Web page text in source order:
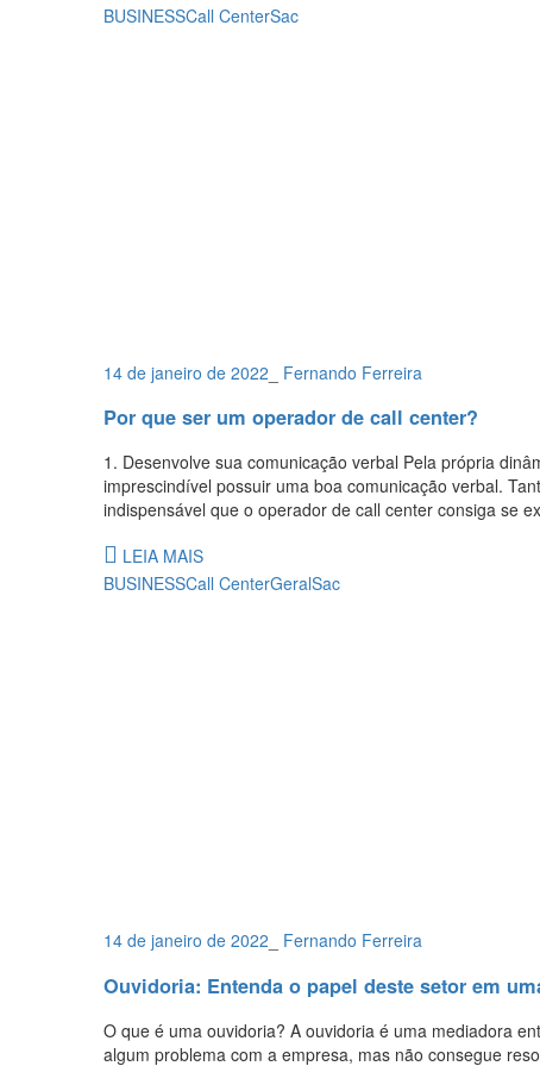
BUSINESSCall CenterSac
14 de janeiro de 2022 Fernando Ferreira
Por que ser um operador de call center?
1. Desenvolve sua comunicação verbal Pela própria
imprescindível possuir uma boa comunicação verbal.
indispensável que o operador de call center consiga se
LEIA MAIS
BUSINESSCall CenterGeralSac
14 de janeiro de 2022 Fernando Ferreira
Ouvidoria: Entenda o papel deste setor em
O que é uma ouvidoria? A ouvidoria é uma mediadora
algum problema com a empresa, mas não consegue